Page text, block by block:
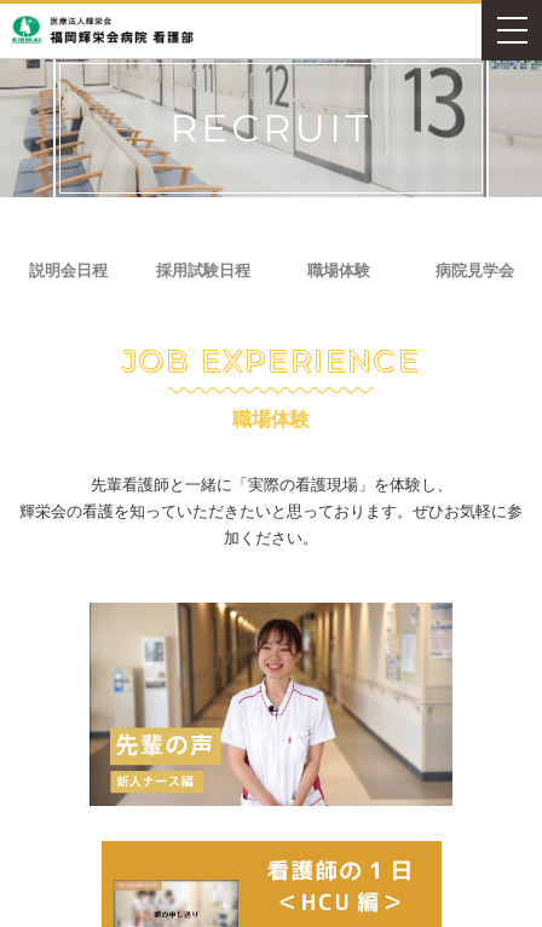
RECRUIT
説明会日程 採用試験日程 職場体験 病院見学会
JOB EXPERIENCE
職場体験
先輩看護師と一緒に「実際の看護現場」を体験し、
輝栄会の看護を知っていただきたいと思っております。ぜひお気軽に参
加ください。